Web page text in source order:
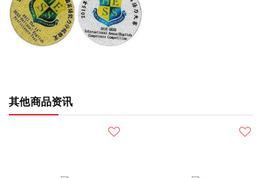
其他商品资讯